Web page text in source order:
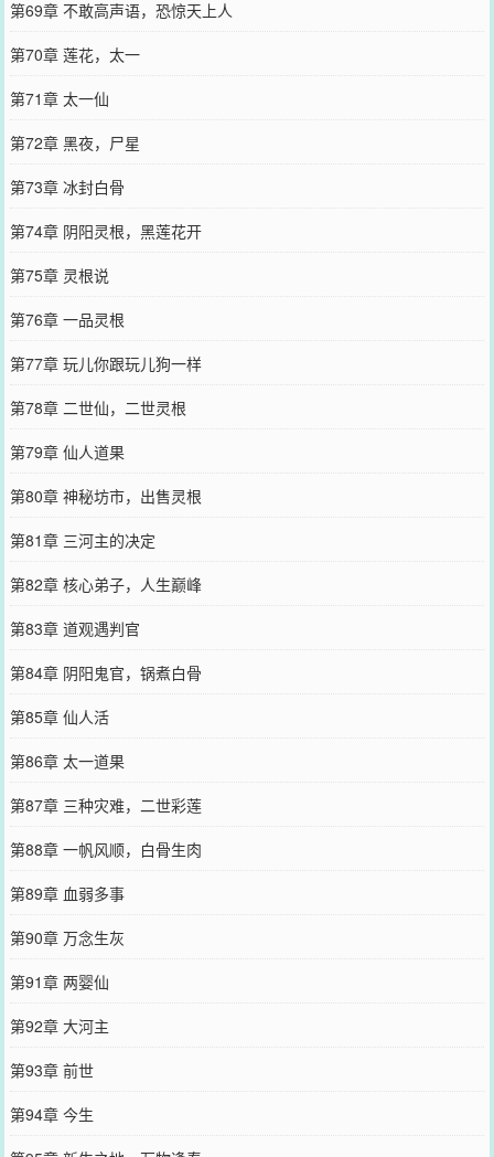
第69章 不敢高声语，恐惊天上人
第70章 莲花，太一
第71章 太一仙
第72章 黑夜，尸星
第73章 冰封白骨
第74章 阴阳灵根，黑莲花开
第75章 灵根说
第76章 一品灵根
第77章 玩儿你跟玩儿狗一样
第78章 二世仙，二世灵根
第79章 仙人道果
第80章 神秘坊市，出售灵根
第81章 三河主的决定
第82章 核心弟子，人生巅峰
第83章 道观遇判官
第84章 阴阳鬼官，锅煮白骨
第85章 仙人活
第86章 太一道果
第87章 三种灾难，二世彩莲
第88章 一帆风顺，白骨生肉
第89章 血弱多事
第90章 万念生灰
第91章 两婴仙
第92章 大河主
第93章 前世
第94章 今生